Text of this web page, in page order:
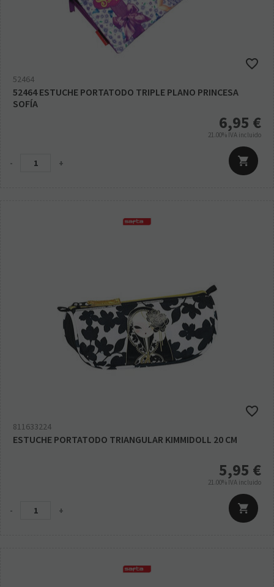
52464
52464 ESTUCHE PORTATODO TRIPLE PLANO PRINCESA
SOFÍA
6,95 €
21.00% IVA incluido
- +
811633224
ESTUCHE PORTATODO TRIANGULAR KIMMIDOLL 20 CM
5,95 €
21.00% IVA incluido
- +